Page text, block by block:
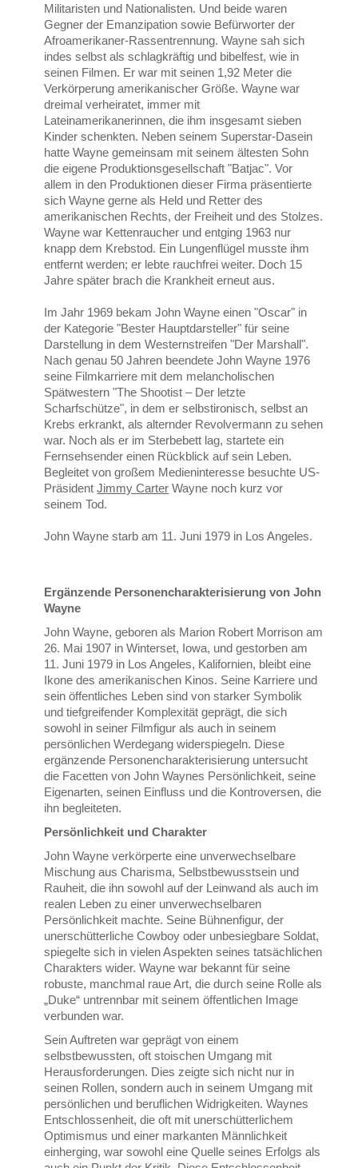
Militaristen und Nationalisten. Und beide waren
Gegner der Emanzipation sowie Befürworter der
Afroamerikaner-Rassentrennung. Wayne sah sich
indes selbst als schlagkräftig und bibelfest, wie in
seinen Filmen. Er war mit seinen 1,92 Meter die
Verkörperung amerikanischer Größe. Wayne war
dreimal verheiratet, immer mit
Lateinamerikanerinnen, die ihm insgesamt sieben
Kinder schenkten. Neben seinem Superstar-Dasein
hatte Wayne gemeinsam mit seinem ältesten Sohn
die eigene Produktionsgesellschaft "Batjac". Vor
allem in den Produktionen dieser Firma präsentierte
sich Wayne gerne als Held und Retter des
amerikanischen Rechts, der Freiheit und des Stolzes.
Wayne war Kettenraucher und entging 1963 nur
knapp dem Krebstod. Ein Lungenflügel musste ihm
entfernt werden; er lebte rauchfrei weiter. Doch 15
Jahre später brach die Krankheit erneut aus.
Im Jahr 1969 bekam John Wayne einen "Oscar" in
der Kategorie "Bester Hauptdarsteller" für seine
Darstellung in dem Westernstreifen "Der Marshall".
Nach genau 50 Jahren beendete John Wayne 1976
seine Filmkarriere mit dem melancholischen
Spätwestern "The Shootist – Der letzte
Scharfschütze", in dem er selbstironisch, selbst an
Krebs erkrankt, als alternder Revolvermann zu sehen
war. Noch als er im Sterbebett lag, startete ein
Fernsehsender einen Rückblick auf sein Leben.
Begleitet von großem Medieninteresse besuchte US-
PräsidentJimmy Carter Wayne noch kurz vor
seinem Tod.
John Wayne starb am 11. Juni 1979 in Los Angeles.
Ergänzende Personencharakterisierung von John
Wayne
John Wayne, geboren als Marion Robert Morrison am
26. Mai 1907 in Winterset, Iowa, und gestorben am
11. Juni 1979 in Los Angeles, Kalifornien, bleibt eine
Ikone des amerikanischen Kinos. Seine Karriere und
sein öffentliches Leben sind von starker Symbolik
und tiefgreifender Komplexität geprägt, die sich
sowohl in seiner Filmfigur als auch in seinem
persönlichen Werdegang widerspiegeln. Diese
ergänzende Personencharakterisierung untersucht
die Facetten von John Waynes Persönlichkeit, seine
Eigenarten, seinen Einfluss und die Kontroversen, die
ihn begleiteten.
Persönlichkeit und Charakter
John Wayne verkörperte eine unverwechselbare
Mischung aus Charisma, Selbstbewusstsein und
Rauheit, die ihn sowohl auf der Leinwand als auch im
realen Leben zu einer unverwechselbaren
Persönlichkeit machte. Seine Bühnenfigur, der
unerschütterliche Cowboy oder unbesiegbare Soldat,
spiegelte sich in vielen Aspekten seines tatsächlichen
Charakters wider. Wayne war bekannt für seine
robuste, manchmal raue Art, die durch seine Rolle als
„Duke“ untrennbar mit seinem öffentlichen Image
verbunden war.
Sein Auftreten war geprägt von einem
selbstbewussten, oft stoischen Umgang mit
Herausforderungen. Dies zeigte sich nicht nur in
seinen Rollen, sondern auch in seinem Umgang mit
persönlichen und beruflichen Widrigkeiten. Waynes
Entschlossenheit, die oft mit unerschütterlichem
Optimismus und einer markanten Männlichkeit
einherging, war sowohl eine Quelle seines Erfolgs als